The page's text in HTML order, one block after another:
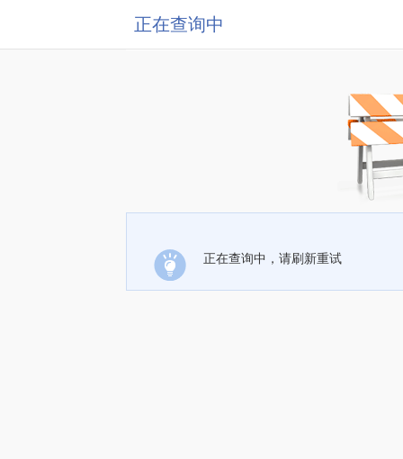
正在查询中
正在查询中，请刷新重试